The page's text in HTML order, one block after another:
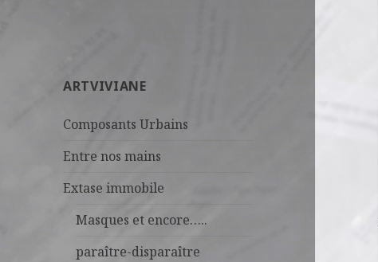
ARTVIVIANE
Composants Urbains
Entre nos mains
Extase immobile
Masques et encore…..
paraître-disparaître